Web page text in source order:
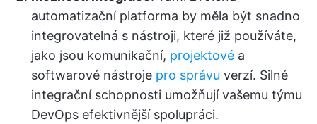
automatizační platforma by měla být snadno
integrovatelná s nástroji, které již používáte,
jako jsou komunikační, projektové a
softwarové nástroje pro správu verzí. Silné
integrační schopnosti umožňují vašemu týmu
DevOps efektivnější spolupráci.